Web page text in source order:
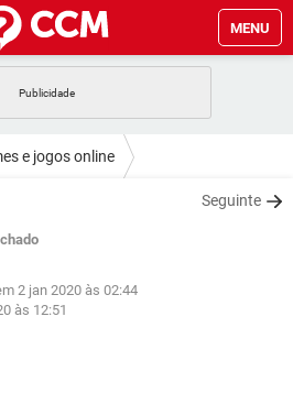
MENU
FACEBOOK
WHATSAPP
GMAIL
EXCEL
WHATSAPP
e jogos online
Seguinte
2 jan 2020 às 02:44
às 12:51